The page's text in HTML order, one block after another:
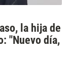
la hija de
"Nuevo día,